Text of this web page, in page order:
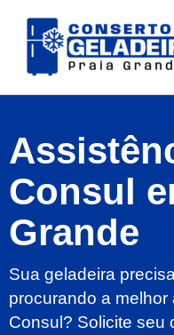
para
Consul
Grande
Sua geladeira
procurando a
Consul? Solicite seu